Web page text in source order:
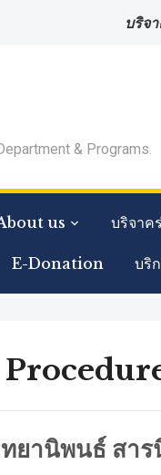
บริจ
& Programs.
us บริจาค
E-Donation บริ
ยานิพนธ์ สา